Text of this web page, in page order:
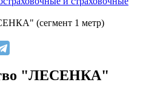
(сегмент 1 метр)
"ЛЕСЕНКА"